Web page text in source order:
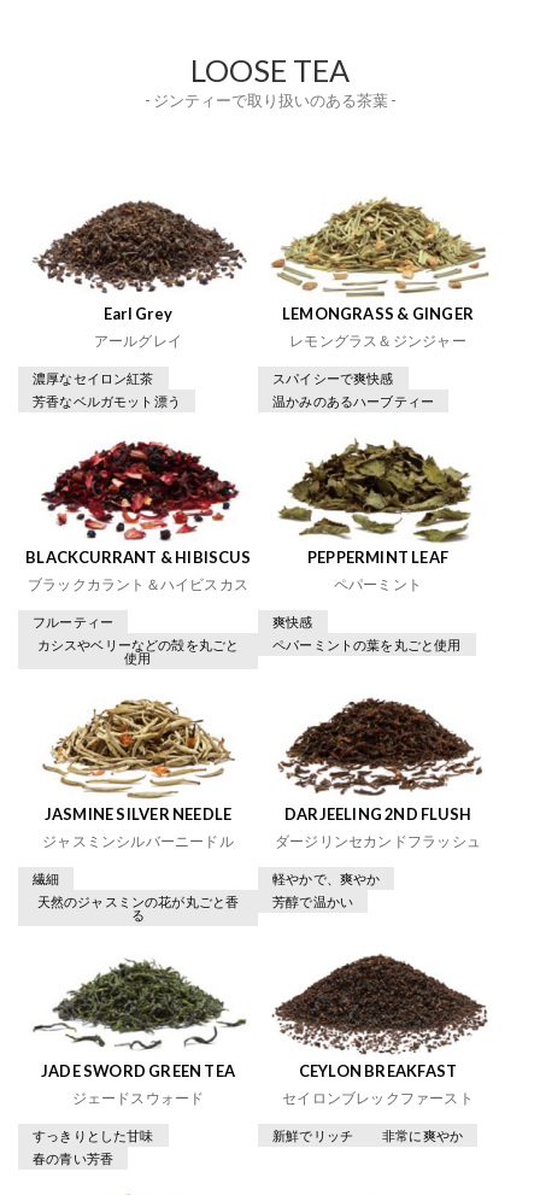
LOOSE TEA
- ジンティーで取り扱いのある茶葉 -
Earl Grey
アールグレイ
濃厚なセイロン紅茶
芳香なベルガモット漂う
LEMONGRASS & GINGER
レモングラス＆ジンジャー
スパイシーで爽快感
温かみのあるハーブティー
BLACKCURRANT & HIBISCUS
ブラックカラント＆ハイビスカス
フルーティー
カシスやベリーなどの殻を丸ごと
使用
PEPPERMINT LEAF
ペパーミント
爽快感
ペパーミントの葉を丸ごと使用
JASMINE SILVER NEEDLE
ジャスミンシルバーニードル
繊細
天然のジャスミンの花が丸ごと香
る
DARJEELING 2ND FLUSH
ダージリンセカンドフラッシュ
軽やかで、爽やか
芳醇で温かい
JADE SWORD GREEN TEA
ジェードスウォード
すっきりとした甘味
春の青い芳香
CEYLON BREAKFAST
セイロンブレックファースト
新鮮でリッチ 非常に爽やか